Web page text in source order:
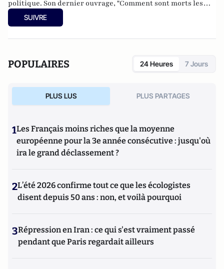
politique. Son dernier ouvrage, "Comment sont morts les
politiques ? Le grand malaise du pouvoir", est publié aux
éditions du Cerf (4 Novembre 2021).
SUIVRE
POPULAIRES 24 Heures 7 Jours
PLUS LUS PLUS PARTAGES
1Les Français moins riches que la moyenne
européenne pour la 3e année consécutive : jusqu'où
ira le grand déclassement ?
2L’été 2026 confirme tout ce que les écologistes
disent depuis 50 ans : non, et voilà pourquoi
3Répression en Iran : ce qui s'est vraiment passé
pendant que Paris regardait ailleurs